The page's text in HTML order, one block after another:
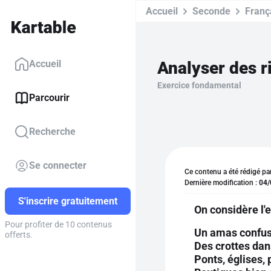
Accueil
Parcourir
Recherche
Se connecter
S'inscrire gratuitement
Pour profiter de 10 contenus
offerts.
Accueil Seconde
Analyser des
Exercice fondamental
Ce contenu a été rédigé
Dernière modification :
On considère
Un amas
Des crottes
Ponts, églises,